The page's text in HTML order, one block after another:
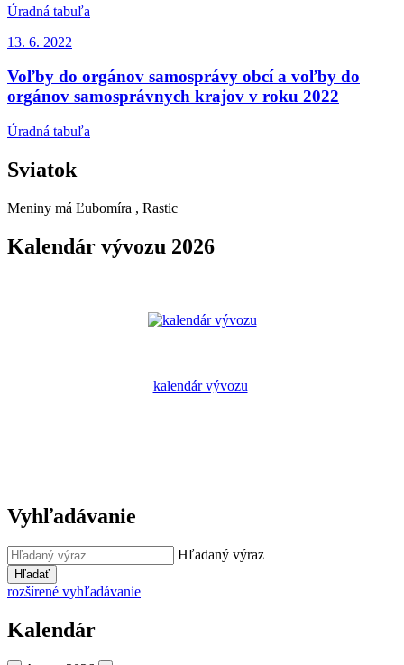
Úradná tabuľa
13. 6. 2022
Voľby do orgánov samosprávy obcí a voľby do
orgánov samosprávnych krajov v roku 2022
Úradná tabuľa
Sviatok
Meniny má Ľubomíra , Rastic
Kalendár vývozu 2026
kalendár vývozu
Vyhľadávanie
Hľadaný výraz
Hľadať
rozšírené vyhľadávanie
Kalendár